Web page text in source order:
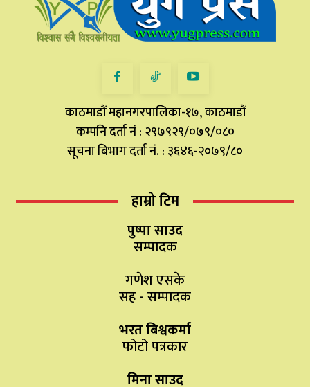
काठमाडौं महानगरपालिका-१७, काठमाडौं
कम्पनि दर्ता नं : २९७९२९/०७९/०८०
सूचना बिभाग दर्ता नं. : ३६४६-२०७९/८०
हाम्रो टिम
पुष्पा साउद
सम्पादक
गणेश एसके
सह - सम्पादक
भरत बिश्वकर्मा
फोटो पत्रकार
मिना साउद